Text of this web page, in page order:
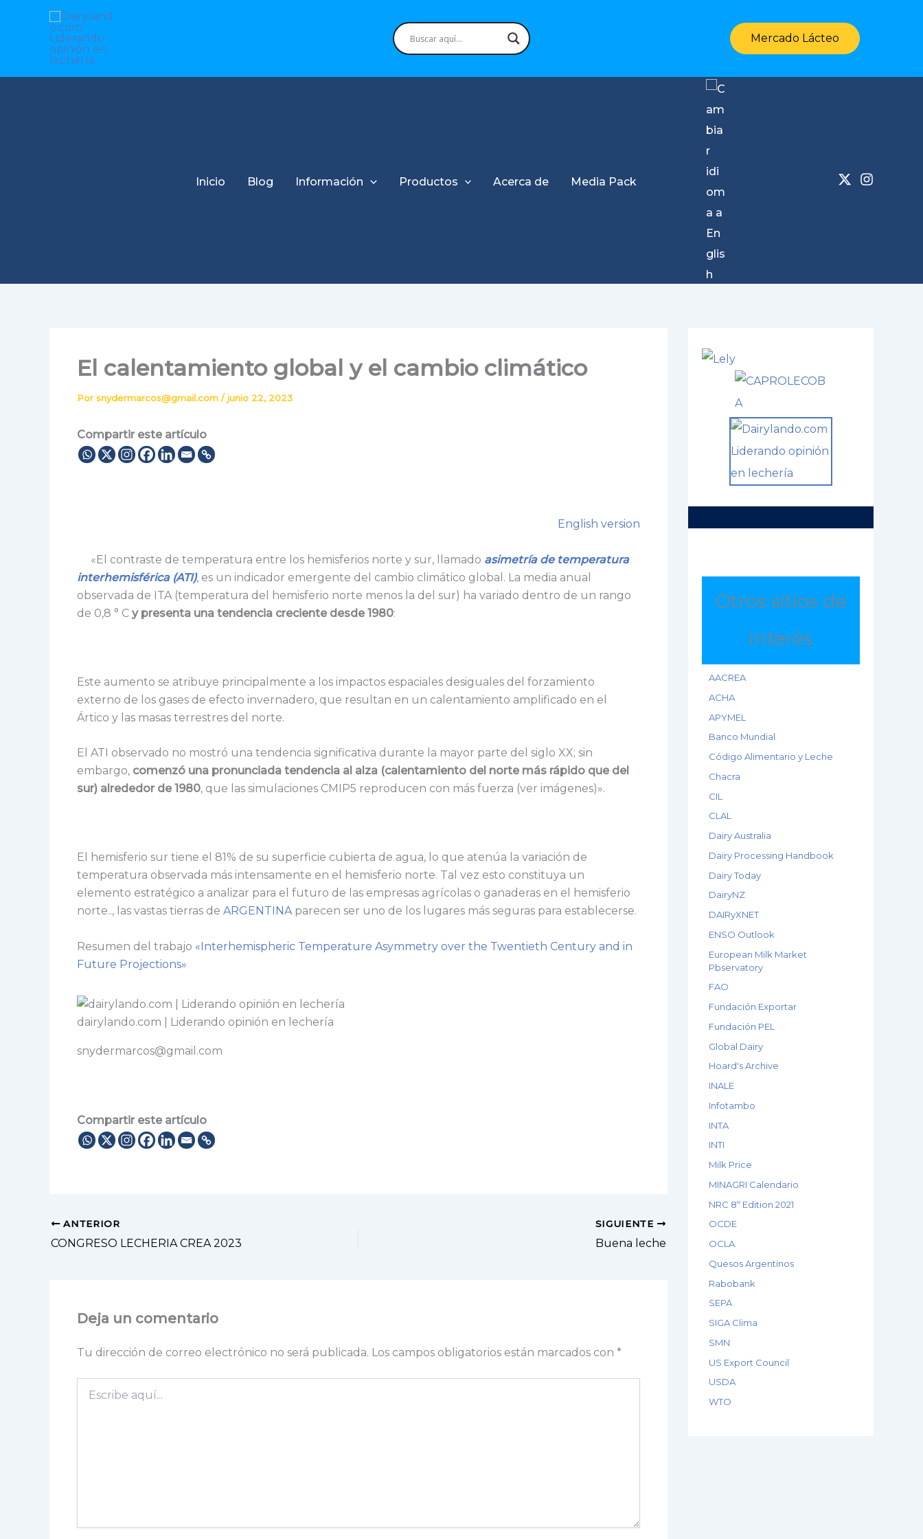
contenido
Mercado Lácteo
Inicio Blog Información Productos Acerca de Media Pack
El calentamiento global y el cambio climático
Por snydermarcos@gmail.com /junio 22, 2023
Compartir este artículo
English version
«El contraste de temperatura entre los hemisferios norte y sur, llamado asimetría de temperatura
interhemisférica (ATI), es un indicador emergente del cambio climático global. La media anual
observada de ITA (temperatura del hemisferio norte menos la del sur) ha variado dentro de un rango
de 0,8 ° C y presenta una tendencia creciente desde 1980:
Este aumento se atribuye principalmente a los impactos espaciales desiguales del forzamiento
externo de los gases de efecto invernadero, que resultan en un calentamiento amplificado en el
Ártico y las masas terrestres del norte.
El ATI observado no mostró una tendencia significativa durante la mayor parte del siglo XX; sin
embargo, comenzó una pronunciada tendencia al alza (calentamiento del norte más rápido que del
sur) alrededor de 1980, que las simulaciones CMIP5 reproducen con más fuerza (ver imágenes)».
El hemisferio sur tiene el 81% de su superficie cubierta de agua, lo que atenúa la variación de
temperatura observada más intensamente en el hemisferio norte. Tal vez esto constituya un
elemento estratégico a analizar para el futuro de las empresas agrícolas o ganaderas en el hemisferio
norte.., las vastas tierras de ARGENTINAparecen ser uno de los lugares más seguras para establecerse.
Resumen del trabajo «Interhemispheric Temperature Asymmetry over the Twentieth Century and in
Future Projections»
dairylando.com | Liderando opinión en lechería
snydermarcos@gmail.com
Compartir este artículo
ANTERIOR
CONGRESO LECHERIA CREA 2023
SIGUIENTE
Buena leche
Deja un comentario
Tu dirección de correo electrónico no será publicada. Los campos obligatorios están marcados con *
aquí...
Otros sitios de
interés
AACREA
ACHA
APYMEL
Banco Mundial
Código Alimentario y Leche
Chacra
CIL
CLAL
Dairy Australia
Dairy Processing Handbook
Dairy Today
DairyNZ
DAIRyXNET
ENSO Outlook
European Milk Market
Pbservatory
FAO
Fundación Exportar
Fundación PEL
Global Dairy
Hoard's Archive
INALE
Infotambo
INTA
INTI
Milk Price
MINAGRI Calendario
NRC 8º Edition 2021
OCDE
OCLA
Quesos Argentinos
Rabobank
SEPA
SIGA Clima
SMN
US Export Council
USDA
WTO